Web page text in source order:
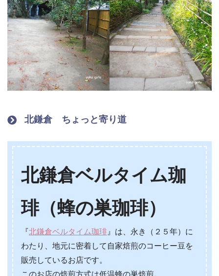
北鎌倉 ちょっと寄り道
北鎌倉ベルタイム珈
琲（蜂の巣珈琲）
『北鎌倉ベルタイム珈琲 』は、永き（２５年）に
わたり、地元に密着して自家焙煎のコーヒー豆を
販売しているお店です。
このお店の焙煎方式は低温蜂の巣焙煎。